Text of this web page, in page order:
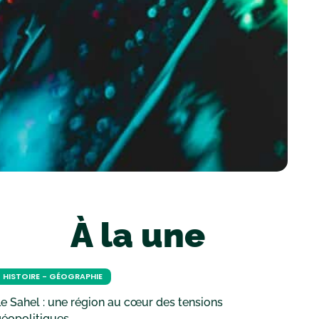
À la une
HISTOIRE - GÉOGRAPHIE
Sahel : une région au cœur des tensions